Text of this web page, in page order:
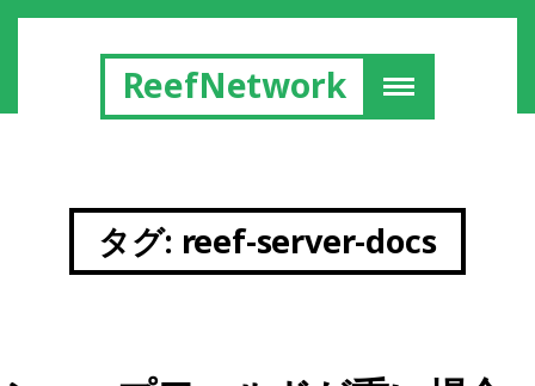
ReefNetwork
タグ: reef-server-docs